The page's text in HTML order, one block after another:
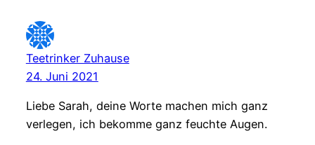
Teetrinker Zuhause
24. Juni 2021
Liebe Sarah, deine Worte machen mich ganz
verlegen, ich bekomme ganz feuchte Augen.